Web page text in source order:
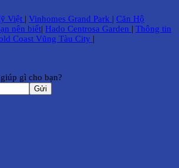
Việt | Vinhomes Grand Park | Căn Hộ
nên biết| Hado Centrosa Garden | Thông tin
Coast Vũng Tàu City |
gì cho bạn?
Gửi